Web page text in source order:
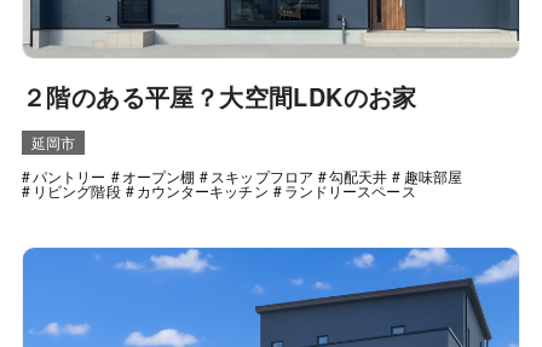
２階のある平屋？大空間LDKのお家
延岡市
パントリー
オープン棚 スキップフロア 勾配天井 趣味部屋
リビング階段 カウンターキッチン ランドリースペース